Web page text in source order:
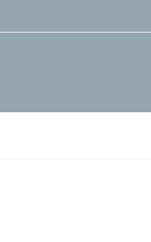
zum
MENU